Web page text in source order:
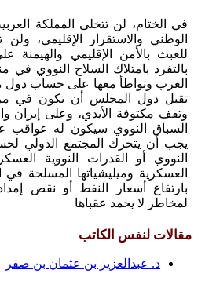
في الختام، لن تتخلى المملكة
الوطني والاستقرار الإقليمي،
للعبث بالأمن الإقليمي والهيمنة
بالتفرد بامتلاك السلاح النووي في
الغرب وتواطأ معها على حساب دول
تقبل دول المجلس أن تكون في
وتقف مكتوفة الأيدي، وعلى إيران
السباق النووي سيكون له عواقب
يجب أن يتحرك المجتمع الدولي
النووي أو القدرات النووية
العسكرية وميليشياتها المسلحة في
بارتفاع أسعار النفط أو نقص
لمخاطر لا يحمد عقباها
مقالات لنفس الكاتب
د. عبدالعزيز بن عثمان بن صقر